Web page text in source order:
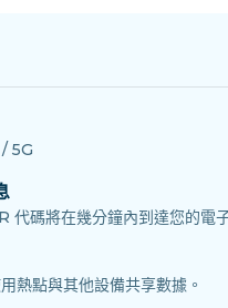
5G
代碼將在幾分鐘內到達您的電
熱點與其他設備共享數據。